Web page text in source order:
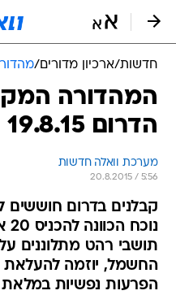
חדשות/ארכיון מדורים/
המהדורה
הדרום 19.8.15
מערכת וואלה חדשות
20.8.2015 / 5:56
קבלנים בדרום חוששים
תושבי רהט מתלוננים
החשמל, יוזמה
הפרעות נפשיות במלאת